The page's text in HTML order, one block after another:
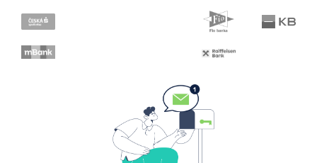
Variabilní symbol